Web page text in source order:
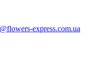
express.com.ua